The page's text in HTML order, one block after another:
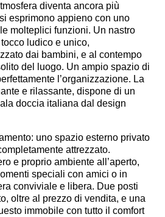
diventa ancora più
esprimono appieno con uno
molteplici funzioni. Un nastro
ludico e unico,
dai bambini, e al contempo
del luogo. Un ampio spazio di
l’organizzazione. La
e rilassante, dispone di un
doccia italiana dal design
uno spazio esterno privato
attrezzato.
e proprio ambiente all’aperto,
speciali con amici o in
conviviale e libera. Due posti
oltre al prezzo di vendita, e una
immobile con tutto il comfort